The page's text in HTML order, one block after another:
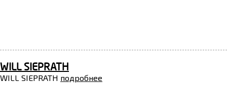
WILL SIEPRATH
WILL SIEPRATH подробнее